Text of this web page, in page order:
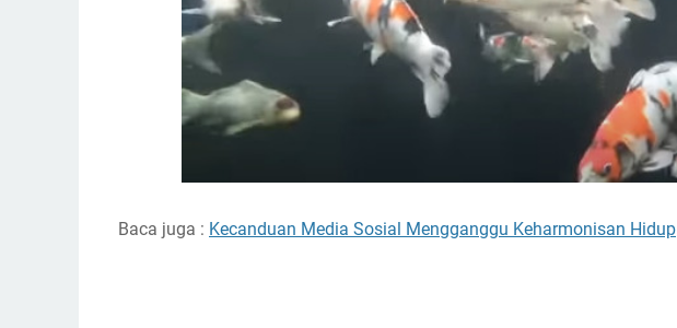
Baca juga : Kecanduan Media Sosial Mengganggu Keharmonisan Hidup